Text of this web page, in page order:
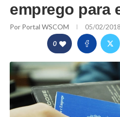
emprego para
Por Portal WSCOM 05/02/2018
0